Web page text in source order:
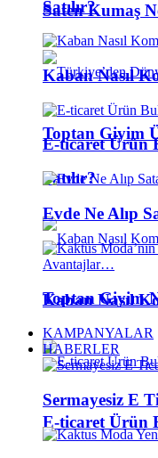
Saten Kumaş
Toptan Giyim
Satılır?
Kaban Nasıl
E-ticaret Ürün
Satılır?
Kaban Nasıl
E-ticaret Ürün
Evde Ne Alıp
Toptan Giyim
KAMPANYALAR
HABERLER
Sermayesiz E